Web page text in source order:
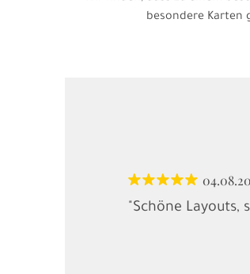
besondere Karten
"Schöne Layouts,